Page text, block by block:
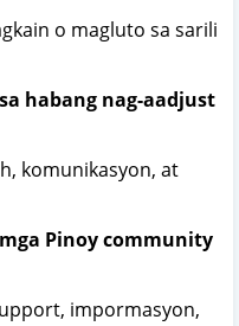
o magluto sa sarili
habang nag-aadjust
komunikasyon, at
Pinoy community
impormasyon,